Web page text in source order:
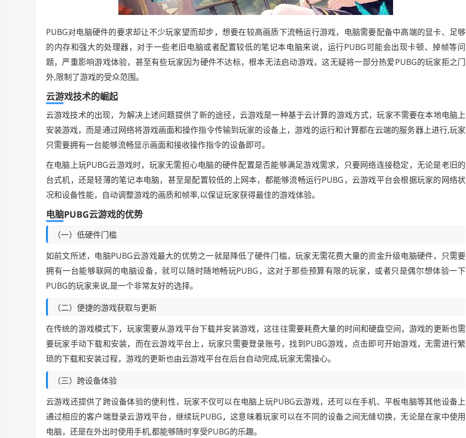
PUBG对电脑硬件的要求却让不少玩家望而却步，想要在较高画质下流畅运行游戏，电脑需要配备中高端的显卡、足够
的内存和强大的处理器，对于一些老旧电脑或者配置较低的笔记本电脑来说，运行PUBG可能会出现卡顿、掉帧等问
题，严重影响游戏体验，甚至有些玩家因为硬件不达标，根本无法启动游戏，这无疑将一部分热爱PUBG的玩家拒之门
外,限制了游戏的受众范围。
云游戏技术的崛起
云游戏技术的出现，为解决上述问题提供了新的途径，云游戏是一种基于云计算的游戏方式，玩家不需要在本地电脑上
安装游戏，而是通过网络将游戏画面和操作指令传输到玩家的设备上，游戏的运行和计算都在云端的服务器上进行,玩家
只需要拥有一台能够流畅显示画面和接收操作指令的设备即可。
在电脑上玩PUBG云游戏时，玩家无需担心电脑的硬件配置是否能够满足游戏需求，只要网络连接稳定，无论是老旧的
台式机，还是轻薄的笔记本电脑，甚至是配置较低的上网本，都能够流畅运行PUBG，云游戏平台会根据玩家的网络状
况和设备性能，自动调整游戏的画质和帧率,以保证玩家获得最佳的游戏体验。
电脑PUBG云游戏的优势
（一）低硬件门槛
如前文所述，电脑PUBG云游戏最大的优势之一就是降低了硬件门槛，玩家无需花费大量的资金升级电脑硬件，只需要
拥有一台能够联网的电脑设备，就可以随时随地畅玩PUBG，这对于那些预算有限的玩家，或者只是偶尔想体验一下
PUBG的玩家来说,是一个非常友好的选择。
（二）便捷的游戏获取与更新
在传统的游戏模式下，玩家需要从游戏平台下载并安装游戏，这往往需要耗费大量的时间和硬盘空间，游戏的更新也需
要玩家手动下载和安装，而在云游戏平台上，玩家只需要登录账号，找到PUBG游戏，点击即可开始游戏，无需进行繁
琐的下载和安装过程，游戏的更新也由云游戏平台在后台自动完成,玩家无需操心。
（三）跨设备体验
云游戏还提供了跨设备体验的便利性，玩家不仅可以在电脑上玩PUBG云游戏，还可以在手机、平板电脑等其他设备上
通过相应的客户端登录云游戏平台，继续玩PUBG，这意味着玩家可以在不同的设备之间无缝切换，无论是在家中使用
电脑，还是在外出时使用手机,都能够随时享受PUBG的乐趣。